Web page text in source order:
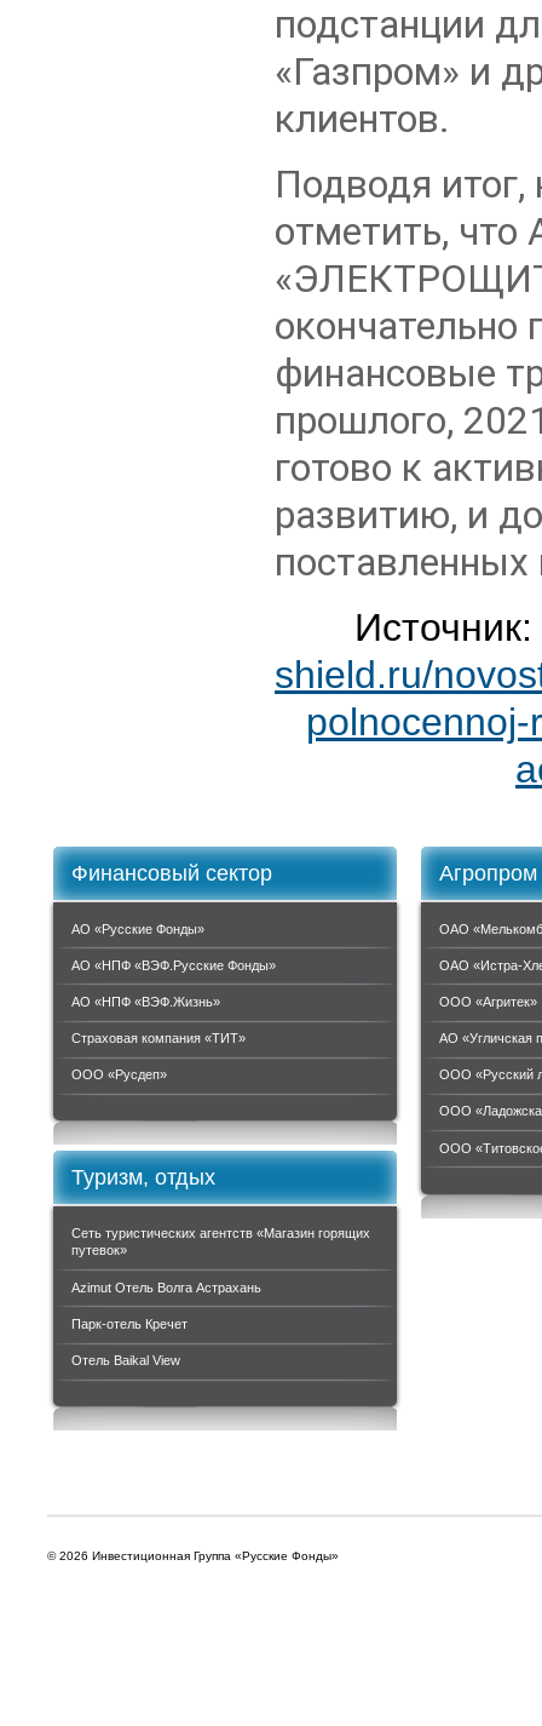
подстанции
«Газпром» и
клиентов.
Подводя
отметить, что
окончательно
финансовые
прошлого,
готово к
развитию, и
Источник:
shield.ru/
Финансовый сектор
АО «Русские Фонды»
АО «НПФ «ВЭФ.Русские Фонды»
АО «НПФ «ВЭФ.Жизнь»
Страховая компания «ТИТ»
ООО «Руcдеп»
Агропром
ОАО
ОАО «Истра-
ООО «Агритек»
АО «Угличская
ООО «Русский
ООО
ООО
Туризм, отдых
Сеть туристических агентств «Магазин горящих
путевок»
Azimut Отель Волга Астрахань
Парк-отель Кречет
Отель Baikal View
© 2026 Инвестиционная Группа «Русские Фонды»